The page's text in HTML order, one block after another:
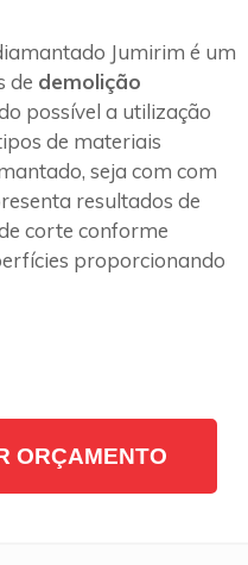
Jumirim é um
de demolição
possível a utilização
de materiais
seja com com
resultados de
corte conforme
proporcionando
ORÇAMENTO